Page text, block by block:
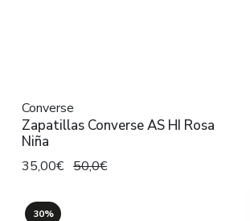
Converse
Zapatillas Converse AS HI Rosa
Niña
35,00€ 50,0€
30%